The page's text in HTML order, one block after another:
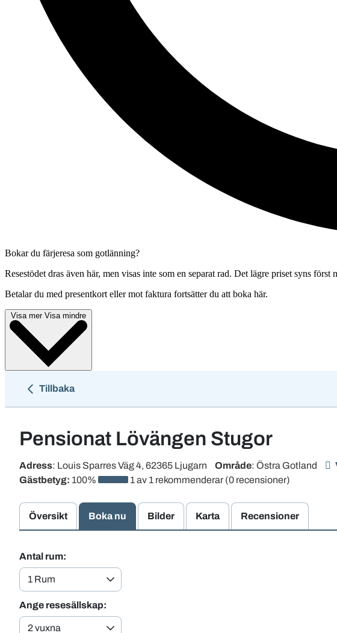
Bokar du färjeresa som gotlänning?
Resestödet dras även här, men visas inte som en separat rad. Det lägre priset syns
Betalar du med presentkort eller mot faktura fortsätter du att boka här.
Visa mer Visa mindre
Tillbaka
Pensionat Lövängen Stugor
Adress: Louis Sparres Väg 4, 62365 Ljugarn Område: Östra Gotland
Gästbetyg: 100% 1 av 1 rekommenderar (0 recensioner)
Översikt Boka nu Bilder Karta Recensioner
Antal rum:
Ange resesällskap: